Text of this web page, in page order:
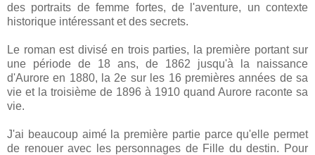
des portraits de femme fortes, de l'aventure, un contexte
historique intéressant et des secrets.
Le roman est divisé en trois parties, la première portant sur
une période de 18 ans, de 1862 jusqu'à la naissance
d'Aurore en 1880, la 2e sur les 16 premières années de sa
vie et la troisième de 1896 à 1910 quand Aurore raconte sa
vie.
J'ai beaucoup aimé la première partie parce qu'elle permet
de renouer avec les personnages de Fille du destin. Pour